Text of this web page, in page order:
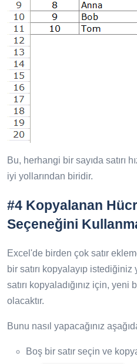
Bu, herhangi bir sayıda satırı
iyi yollarından biridir.
#4 Kopyalanan
Seçeneğini
Excel'de birden çok satır
bir satırı kopyalayıp istediğiniz
satırı kopyaladığınız için, yeni
olacaktır.
Bunu nasıl yapacağınız
Boş bir satır seçin ve